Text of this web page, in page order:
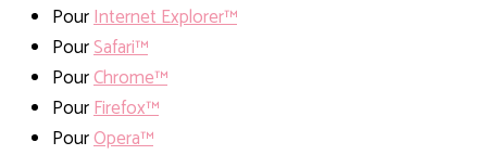
PourInternet Explorer™
PourSafari™
PourChrome™
PourFirefox™
PourOpera™